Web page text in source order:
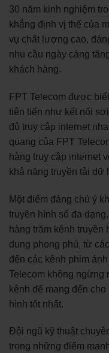
30 năm kinh nghiệm
khẳng định vị thế của
vụ chất lượng cao,
nhu cầu ngày càng
khách hàng.
FPT Telecom được
tiên tiến như kết nối
độ truy cập internet
quang của FPT
hàng truy cập internet
khả năng truyền tải
Một điểm đáng chú ý
truyền hình số đa
hàng trăm kênh
dung phong phú, từ
đến các kênh phim
Telecom không ngừng
kênh để mang đến
hình tốt nhất.
Đội ngũ kỹ thuật
trong những điểm